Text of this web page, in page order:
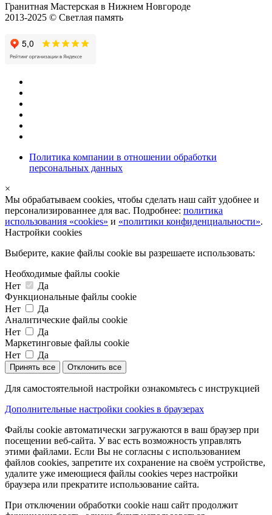
Гранитная Мастерская в Нижнем Новгороде
2013-2025 © Светлая память
Политика компании в отношении обработки
персональных данных
×
Мы обрабатываем cookies, чтобы сделать наш сайт удобнее и
персонализированнее для вас. Подробнее: политика
использования «cookies» и «политики конфиденциальности».
Настройки cookies
Выберите, какие файлы cookie вы разрешаете использовать:
Необходимые файлы cookie
Нет
Да
Функциональные файлы cookie
Нет
Да
Аналитические файлы cookie
Нет
Да
Маркетинговые файлы cookie
Нет
Да
Принять все Отклонить все
Для самостоятельной настройки ознакомьтесь с инструкцией
Дополнительные настройки cookies в браузерах
Файлы cookie автоматически загружаются в ваш браузер при
посещении веб-сайта. У вас есть возможность управлять
этими файлами. Если Вы не согласны с использованием
файлов cookies, запретите их сохранение на своём устройстве,
удалите уже имеющиеся файлы cookies через настройки
браузера или прекратите использование сайта.
При отключении обработки cookie наш сайт продолжит